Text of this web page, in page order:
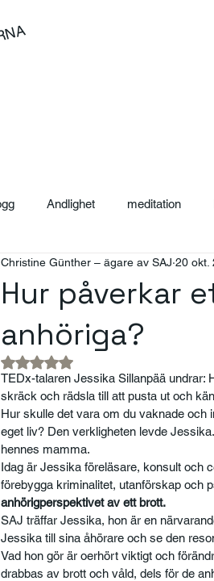
Andlighet meditation
Artikel Case Sales
Föreläsare - Blogg Event
Hur påverkar
anhöriga?
Christine Günther – ägare av SAJ 20 okt.
Betygsatt till NaN av 5 stjärnor.
TEDx-talaren Jessika Sillanpää undrar:
skräck och rädsla till att pusta ut och
Hur skulle det vara om du vaknade
eget liv? Den verkligheten levde
hennes mamma.
Idag är Jessika föreläsare, konsult och
förebygga kriminalitet, utanförskap och
anhörigperspektivet av ett brott.
SAJ träffar Jessika, hon är en
Jessika till sina åhörare och se den
Vad hon gör är oerhört viktigt och
drabbas av brott och våld, dels för de